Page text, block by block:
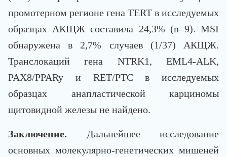
промотерном регионе гена TERT в исследуемых
образцах АКЩЖ составила 24,3% (n=9). MSI
обнаружена в 2,7% случаев (1/37) АКЩЖ.
Транслокаций гена NTRK1, EML4-ALK,
PAX8/PPARy и RET/PTC в исследуемых
образцах анапластической карциномы
щитовидной железы не найдено.
Заключение. Дальнейшее исследование
основных молекулярно-генетических мишеней